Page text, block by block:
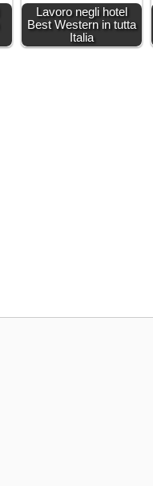
Lavoro negli hotel
Best Western in tutta
Italia